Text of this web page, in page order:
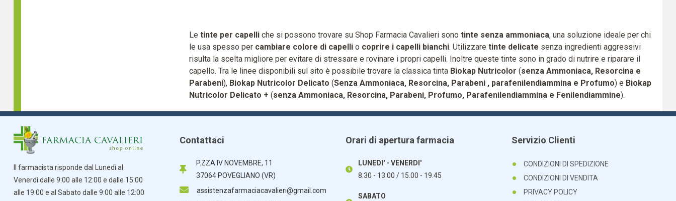
Le tinte per capelli che si possono trovare su Shop Farmacia Cavalieri sono tinte senza ammoniaca, una soluzione ideale per chi
le usa spesso per cambiare colore di capellio coprire i capelli bianchi. Utilizzare tinte delicate senza ingredienti aggressivi
risulta la scelta migliore per evitare di stressare e rovinare i propri capelli. Inoltre queste tinte sono in grado di nutrire e riparare il
capello. Tra le linee disponibili sul sito è possibile trovare la classica tinta Biokap Nutricolor (senza Ammoniaca, Resorcina e
Parabeni),Biokap Nutricolor Delicato (Senza Ammoniaca, Resorcina, Parabeni , parafenilendiammina e Profumo) e Biokap
Nutricolor Delicato + (senza Ammoniaca, Resorcina, Parabeni, Profumo, Parafenilendiammina e Fenilendiammine).
Il farmacista risponde dal Lunedì al
Venerdì dalle 9:00 alle 12:00 e dalle 15:00
alle 19:00 e al Sabato dalle 9:00 alle 12:00
Contattaci
P.ZZA IV NOVEMBRE, 11
37064 POVEGLIANO (VR)
assistenzafarmaciacavalieri@gmail.com
Orari di apertura farmacia
LUNEDI' - VENERDI'
8.30 - 13.00 / 15.00 - 19.45
SABATO
Servizio Clienti
CONDIZIONI DI SPEDIZIONE
CONDIZIONI DI VENDITA
PRIVACY POLICY